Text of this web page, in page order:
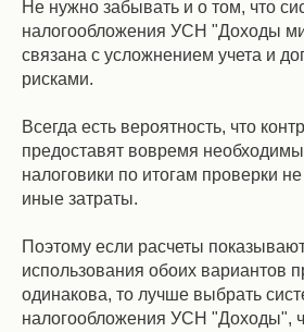
Не нужно забывать и о том, что
налогообложения УСН "Доходы
связана с усложнением учета и
рисками.
Всегда есть вероятность, что
предоставят вовремя
налоговики по итогам проверки
иные затраты.
Поэтому если расчеты
использования обоих вариантов
одинакова, то лучше выбрать
налогообложения УСН "Доходы",